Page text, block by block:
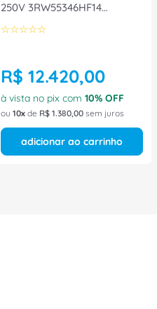
250V 3RW55346HF14
Siemens
☆☆☆☆☆
R$ 12.420,00
à vista no pix com 10% OFF
ou 10 de R$ 1.380,00 sem juros
adicionar ao carrinho